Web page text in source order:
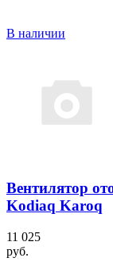
В наличии
Вентилятор
Kodiaq Karoq
11 025
руб.